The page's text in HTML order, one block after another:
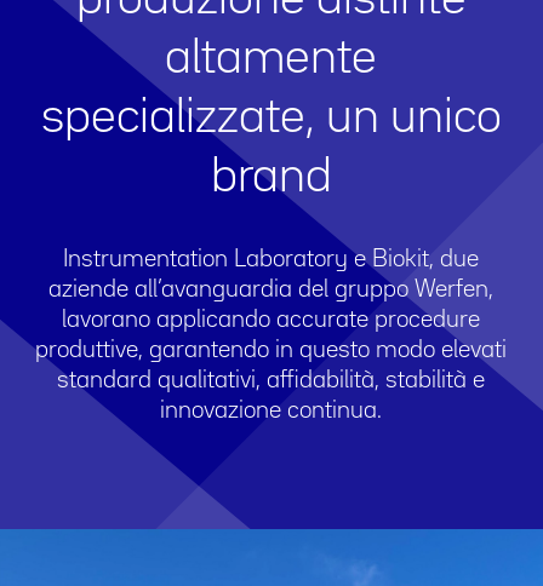
altamente
specializzate, un unico
brand
Instrumentation Laboratory e Biokit, due
aziende all’avanguardia del gruppo Werfen,
lavorano applicando accurate procedure
produttive, garantendo in questo modo elevati
standard qualitativi, affidabilità, stabilità e
innovazione continua.